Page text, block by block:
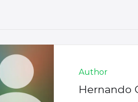
Author
Hernando